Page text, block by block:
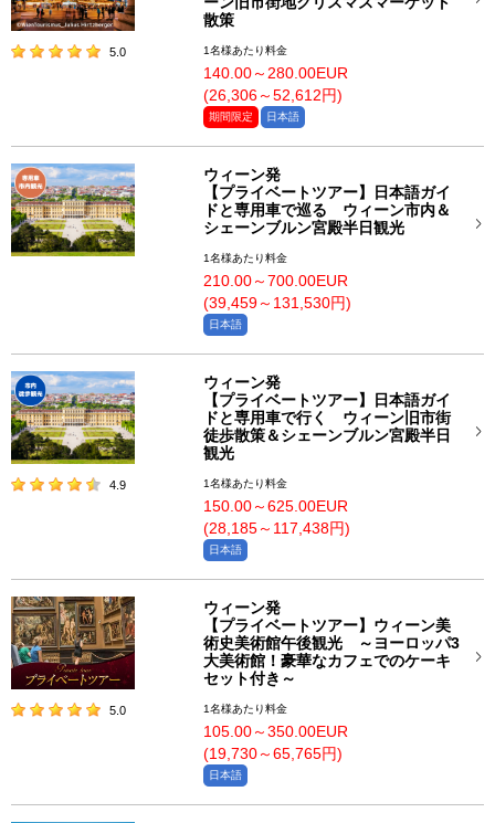
5.0
散策
1名様あたり料金
140.00～280.00EUR
(26,306～52,612円)
期間限定 日本語
ウィーン発
【プライベートツアー】日本語ガイ
ドと専用車で巡る ウィーン市内＆
シェーンブルン宮殿半日観光
1名様あたり料金
210.00～700.00EUR
(39,459～131,530円)
日本語
4.9
ウィーン発
【プライベートツアー】日本語ガイ
ドと専用車で行く ウィーン旧市街
徒歩散策＆シェーンブルン宮殿半日
観光
1名様あたり料金
150.00～625.00EUR
(28,185～117,438円)
日本語
5.0
ウィーン発
【プライベートツアー】ウィーン美
術史美術館午後観光 ～ヨーロッパ3
大美術館！豪華なカフェでのケーキ
セット付き～
1名様あたり料金
105.00～350.00EUR
(19,730～65,765円)
日本語